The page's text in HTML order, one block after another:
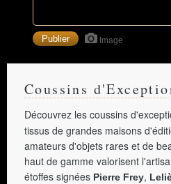
Image
Coussins
Découvrez les coussins
tissus de grandes maisons
amateurs d'objets rares et de
haut de gamme valorisent
étoffes signées Pierre Frey,